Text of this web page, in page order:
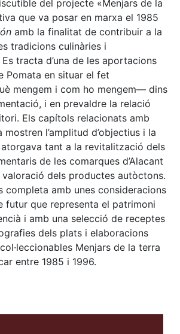
del projecte «Menjars de la
que va posar en marxa el 1985
amb la finalitat de contribuir a la
tradicions culinàries i
tracta d’una de les aportacions
Pomata en situar el fet
mengem i com ho mengem— dins
i en prevaldre la relació
Els capítols relacionats amb
l’amplitud d’objectius i la
tant a la revitalització dels
de les comarques d’Alacant
dels productes autòctons.
completa amb unes consideracions
futur que representa el patrimoni
i amb una selecció de receptes
dels plats i elaboracions
Menjars de la terra
entre 1985 i 1996.